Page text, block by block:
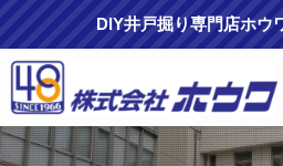
DIY井戸掘り専門店ホウ